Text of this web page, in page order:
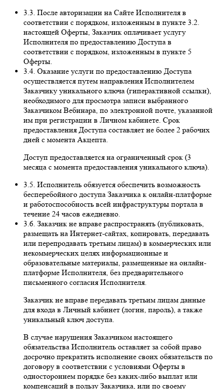
3.3. После авторизации на Сайте Исполнителя в
соответствии с порядком, изложенным в пункте 3.2.
настоящей Оферты, Заказчик оплачивает услугу
Исполнителя по предоставлению Доступа в
соответствии с порядком, изложенным в пункте 5
Оферты.
3.4. Оказание услуги по предоставлению Доступа
осуществляется путем направления Исполнителем
Заказчику уникального ключа (гиперактивной ссылки),
необходимого для просмотра записи выбранного
Заказчиком Вебинара, по электронной почте, указанной
им при регистрации в Личном кабинете. Срок
предоставления Доступа составляет не более 2 рабочих
дней с момента Акцепта.
Доступ предоставляется на ограниченный срок (3
месяца с момента предоставления уникального ключа).
3.5. Исполнитель обязуется обеспечить возможность
бесперебойного доступа Заказчика к онлайн-платформе
и работоспособность всей инфраструктуры портала в
течение 24 часов ежедневно.
3.6. Заказчик не вправе распространять (публиковать,
размещать на Интернет-сайтах, копировать, передавать
или перепродавать третьим лицам) в коммерческих или
некоммерческих целях информационные и
образовательные материалы, размещенные на онлайн-
платформе Исполнителя, без предварительного
письменного согласия Исполнителя.
Заказчик не вправе передавать третьим лицам данные
для входа в Личный кабинет (логин, пароль), а также
уникальный ключ доступа.
В случае нарушения Заказчиком настоящего
обязательства Исполнитель оставляет за собой право
досрочно прекратить исполнение своих обязательств по
договору в соответствии с условиями Оферты в
одностороннем порядке без каких-либо выплат или
компенсаций в пользу Заказчика, или по своему